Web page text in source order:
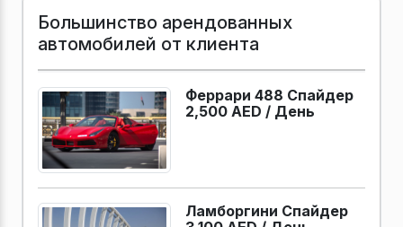
Большинство арендованных
автомобилей от клиента
Феррари 488 Спайдер
2,500 AED / День
Ламборгини Спайдер